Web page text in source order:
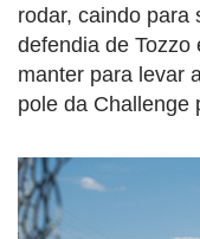
rodar, caindo para
defendia de Tozzo
manter para levar
pole da Challenge